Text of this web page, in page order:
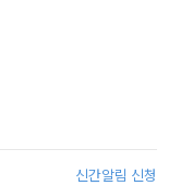
신간알림 신청